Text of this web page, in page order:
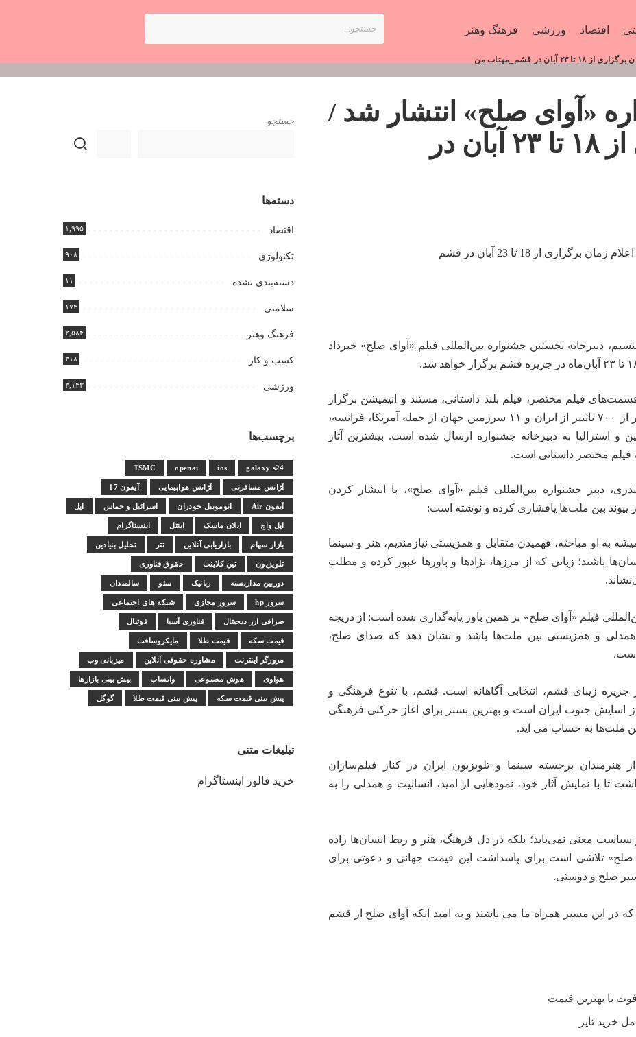
اقتصاد ورزشی فرهنگ وهنر
در قشم_مهتاب من
«آوای صلح» انتشار شد /
اظهار زمان برگزاری از ۱۸ تا ۲۳ آبان در
دبیرخانه نخستین جشنواره بین‌المللی فیلم «آوای صلح» خبرداد
فیلم مختصر، فیلم بلند داستانی، مستند و انیمیشن برگزار
خواهد شد و تا بحال بیشتر از ۷۰۰ تاثییر از ایران و ۱۱ سرزمین جهان از جمله آمریکا، فرانسه،
چین و استرالیا به دبیرخانه جشنواره ارسال شده است. بیشترین آثار
مختصر داستانی است.
دبیر جشنواره بین‌المللی فیلم «آوای صلح»، با انتشار کردن
پیوند بین ملت‌ها پافشاری کرده و نوشته است:
به او مباحثه، فهمیدن متقابل و همزیستی نیازمندیم، هنر و سینما
باشند؛ زبانی که از مرزها، نژادها و باورها عبور کرده و مطلب
فیلم «آوای صلح» بر همین باور پایه‌گذاری شده است: از دریچه
و همزیستی بین ملت‌ها باشد و نشان دهد که صدای صلح،
جزیره زیبای قشم، انتخابی آگاهانه است. قشم، با تنوع فرهنگی و
اسایش جنوب ایران است و بهترین بستر برای اغاز حرکتی فرهنگی
ملت‌ها به حساب می اید.
هنرمندان برجسته سینما و تلویزیون ایران در کنار فیلم‌سازان
تا با نمایش آثار خود، نمود‌هایی از امید، انسانیت و همدلی را به
سیاست معنی نمی‌یابد؛ بلکه در دل فرهنگ، هنر و ربط انسان‌ها زاده
تلاشی است برای پاسداشت این قیمت جهانی و دعوتی برای
صلح و دوستی.
در این مسیر همراه ما می باشند و به امید آنکه آوای صلح از قشم
جستجو
دسته‌ها
اقتصاد ۱,۹۹۵
تکنولوژی ۹۰۸
دسته‌بندی نشده ۱۱
سلامتی ۱۷۴
فرهنگ وهنر ۲,۵۸۴
کسب و کار ۳۱۸
ورزشی ۳,۱۴۳
برچسب‌ها
galaxy s24
ios
openai
TSMC
آژانس مسافرتی آژانس هواپیمایی آیفون 17
آیفون Air اتوموبیل خودران اسرائیل و حماس اپل
اپل واچ ایلان ماسک اینتل اینستاگرام
بازار سهام بازاریابی آنلاین تتر تحلیل بنیادین
تلویزیون تین کلاینت حقوق فناوری
دوربین مداربسته رباتیک سئو سالمندان
سرور hp سرور مجازی شبکه های اجتماعی
صرافی ارز دیجیتال فناوری آسیا فوتبال
قیمت سکه قیمت طلا مایکروسافت
مرورگر اینترنت مشاوره حقوقی آنلاین میزبانی وب
هواوی هوش مصنوعی واتساپ پیش بینی بازارها
پیش بینی قیمت سکه پیش بینی قیمت طلا گوگل
تبلیغات متنی
خرید فالور اینستاگرام